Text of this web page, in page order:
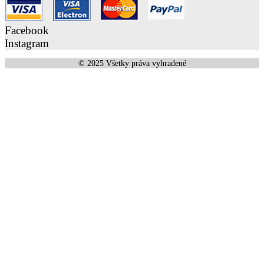
Facebook
Instagram
© 2025 Všetky práva vyhradené